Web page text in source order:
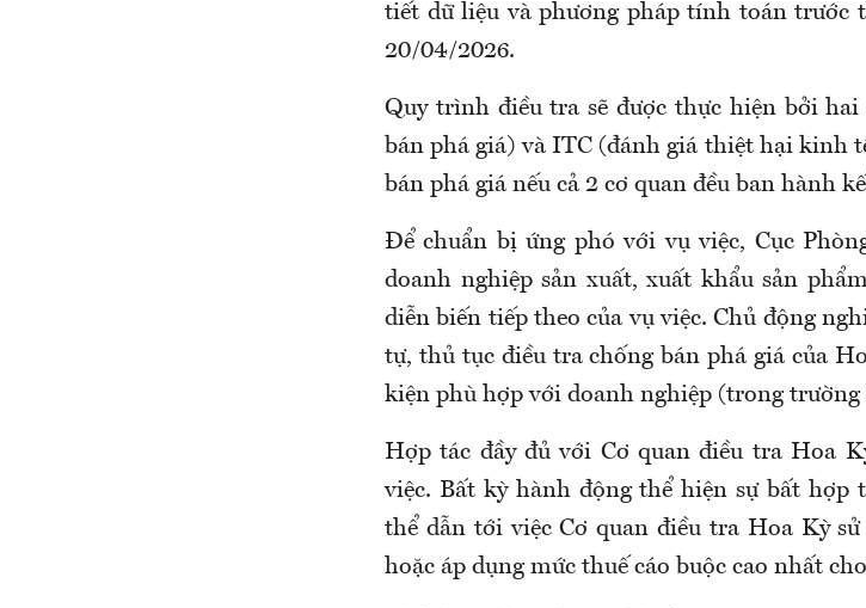
tiết dữ liệu và phương pháp tính toán trước
20/04/2026.
Quy trình điều tra sẽ được thực hiện bởi
bán phá giá) và ITC (đánh giá thiệt hại kinh
bán phá giá nếu cả 2 cơ quan đều ban hành
Để chuẩn bị ứng phó với vụ việc, Cục
doanh nghiệp sản xuất, xuất khẩu sản
diễn biến tiếp theo của vụ việc. Chủ động
tự, thủ tục điều tra chống bán phá giá của
kiện phù hợp với doanh nghiệp (trong
Hợp tác đầy đủ với Cơ quan điều tra Hoa
việc. Bất kỳ hành động thể hiện sự bất hợp
thể dẫn tới việc Cơ quan điều tra Hoa Kỳ
hoặc áp dụng mức thuế cáo buộc cao nhất